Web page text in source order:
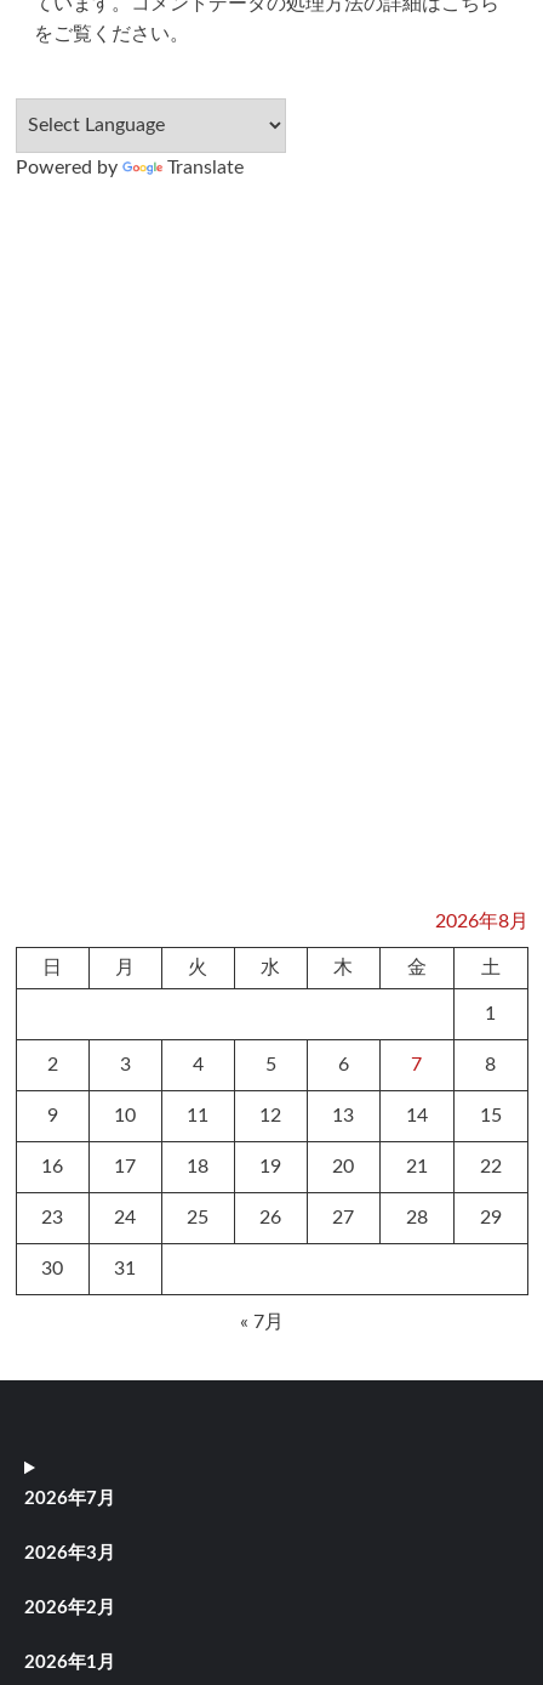
ています。
コメントデータの処理方法の詳細はこちら
をご覧ください。
Powered by Translate
2026年8月
日 月 火 水 木 金 土
1
2 3 4 5 6 7 8
9 10 11 12 13 14 15
16 17 18 19 20 21 22
23 24 25 26 27 28 29
30 31
« 7月
2026年7月
2026年3月
2026年2月
2026年1月